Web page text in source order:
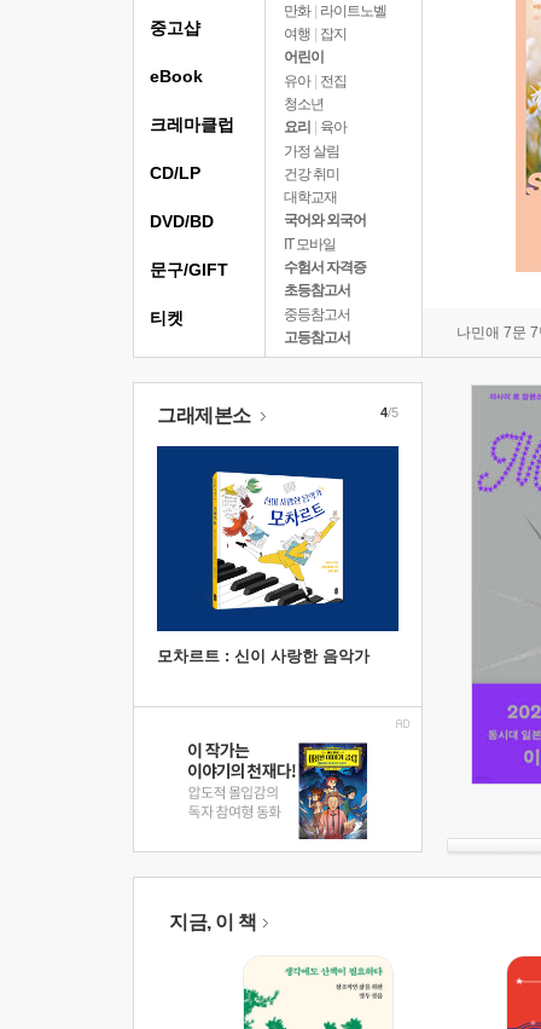
만화 | 라이트노벨
여행
잡지
어린이
유아 | 전집
청소년
요리
육아
가정 살림
건강 취미
대학교재
국어와 외국어
IT 모바일
수험서 자격증
초등참고서
중등참고서
고등참고서
나민애 7문
중고샵
eBook
크레마클럽
CD/LP
DVD/BD
문구/GIFT
티켓
그래제본소
모차르트 : 신이 사랑한 음악가
4/5
지금, 이 책